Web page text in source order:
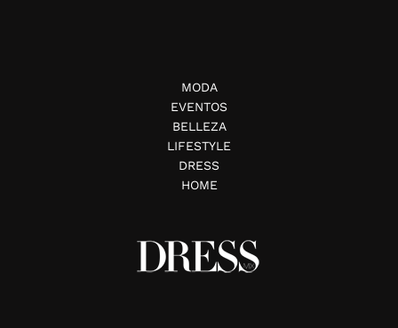
MODA
EVENTOS
BELLEZA
LIFESTYLE
DRESS
HOME